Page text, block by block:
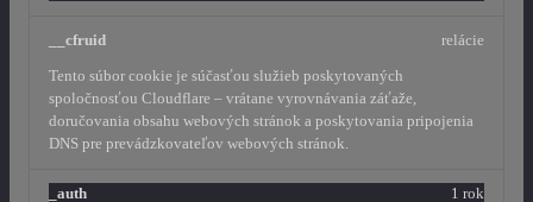
__cfruid
Tento súbor cookie je súčasťou služieb poskytovaných
spoločnosťou Cloudflare – vrátane vyrovnávania záťaže,
doručovania obsahu webových stránok a poskytovania pripojenia
DNS pre prevádzkovateľov webových stránok.
relácie
_auth 1 rok